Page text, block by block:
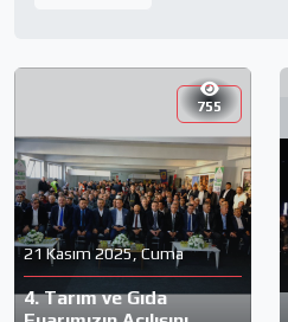
755
21 Kasım 2025, Cuma
4. Tarım ve Gıda